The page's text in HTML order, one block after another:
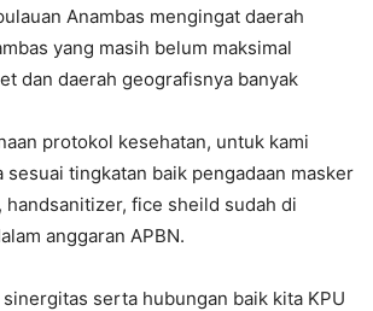
Anambas mengingat daerah
yang masih belum maksimal
dan daerah geografisnya banyak
protokol kesehatan, untuk kami
sesuai tingkatan baik pengadaan masker
handsanitizer, fice sheild sudah di
anggaran APBN.
serta hubungan baik kita KPU